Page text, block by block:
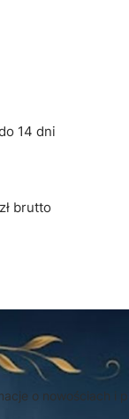
14 dni
brutto
o nowościach i